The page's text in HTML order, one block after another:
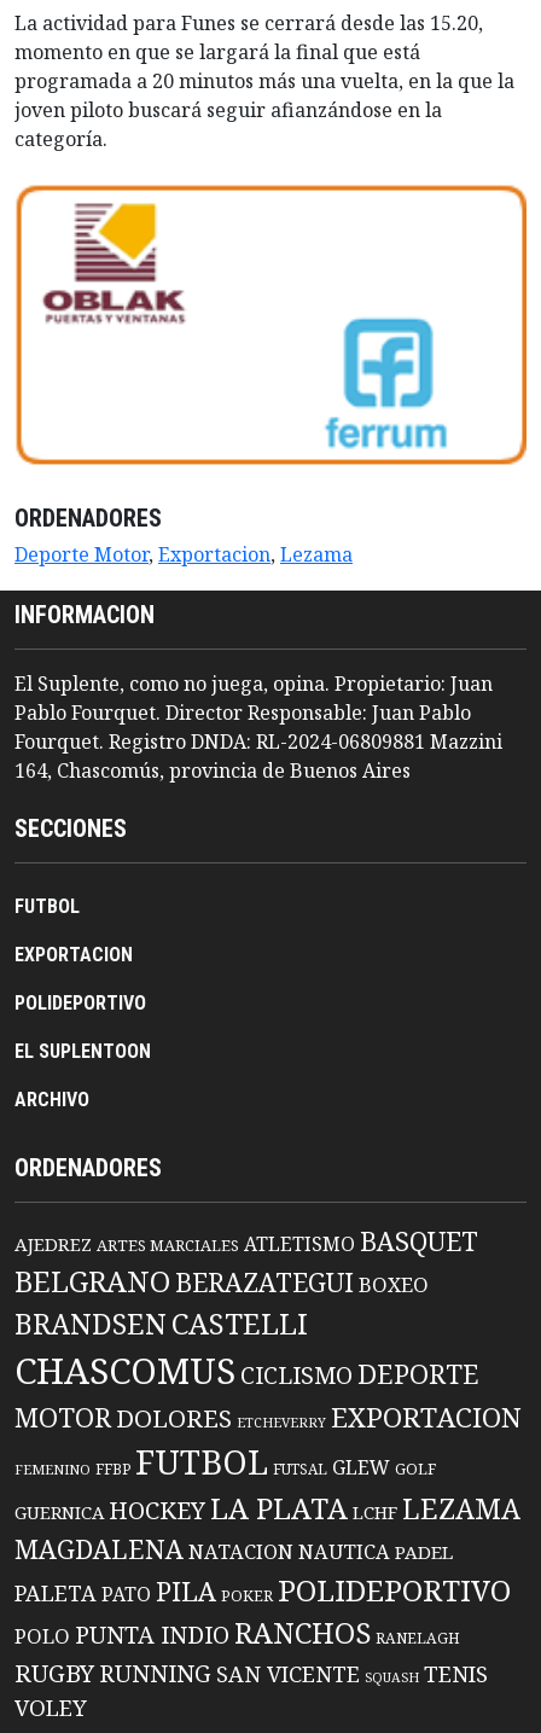
La actividad para Funes se cerrará desde las 15.20,
momento en que se largará la final que está
programada a 20 minutos más una vuelta, en la que la
joven piloto buscará seguir afianzándose en la
categoría.
ORDENADORES
Deporte Motor,Exportacion,Lezama
INFORMACION
El Suplente, como no juega, opina. Propietario: Juan
Pablo Fourquet. Director Responsable: Juan Pablo
Fourquet. Registro DNDA: RL-2024-06809881 Mazzini
164, Chascomús, provincia de Buenos Aires
SECCIONES
FUTBOL
EXPORTACION
POLIDEPORTIVO
EL SUPLENTOON
ARCHIVO
ORDENADORES
AJEDREZ ARTES MARCIALES ATLETISMO BASQUET
BELGRANO BERAZATEGUIBOXEO
BRANDSENCASTELLI
CHASCOMUS CICLISMO DEPORTE
MOTORDOLORES ETCHEVERRY EXPORTACION
FEMENINO FFBP FUTBOL FUTSAL GLEW GOLF
GUERNICA HOCKEYLA PLATA LCHF LEZAMA
MAGDALENANATACIONNAUTICA PADEL
PALETAPATO PILA POKER POLIDEPORTIVO
POLO PUNTA INDIO RANCHOS RANELAGH
RUGBYRUNNING SAN VICENTE SQUASH TENIS
VOLEY